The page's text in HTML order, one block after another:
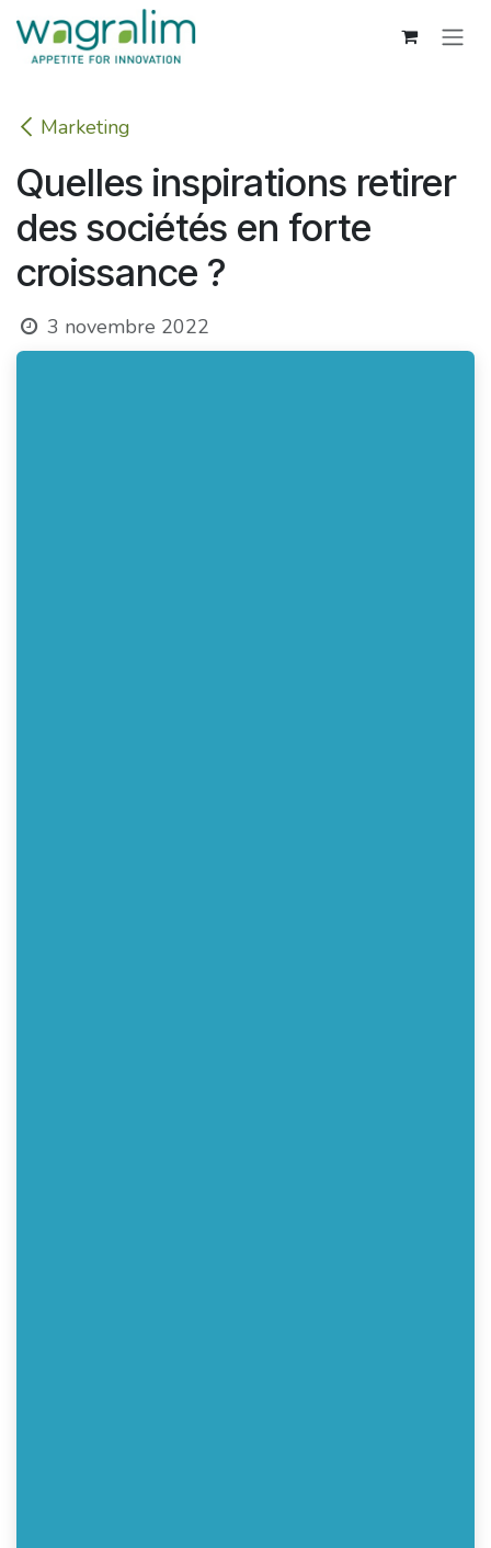
Se rendre au contenu
Marketing
Quelles inspirations retirer
des sociétés en forte
croissance ?
3 novembre 2022